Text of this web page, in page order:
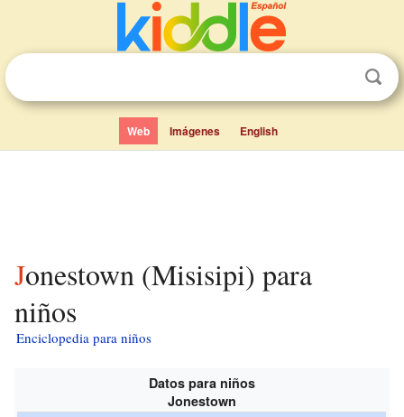
Web Imágenes English
Jonestown (Misisipi) para
niños
Enciclopedia para niños
Datos para niños
Jonestown